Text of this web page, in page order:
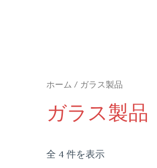
ホーム / ガラス製品
ガラス製品
全 4 件を表示